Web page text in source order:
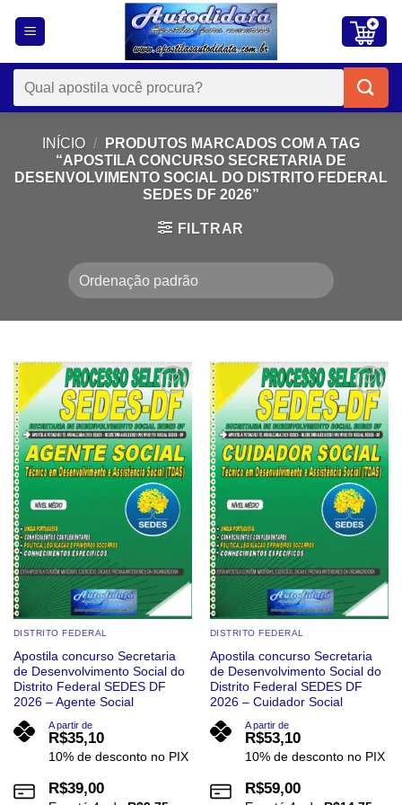
Pesquisar
por:
INÍCIO /
PRODUTOS MARCADOS COM A TAG
“APOSTILA CONCURSO SECRETARIA DE
DESENVOLVIMENTO SOCIAL DO DISTRITO FEDERAL
SEDES DF 2026”
FILTRAR
Add to
wishlist
DISTRITO FEDERAL
Apostila concurso Secretaria
de Desenvolvimento Social do
Distrito Federal SEDES DF
2026 – Agente Social
A partir de
R$35,10
10% de desconto no PIX
R$39,00
Add to
wishlist
DISTRITO FEDERAL
Apostila concurso Secretaria
de Desenvolvimento Social do
Distrito Federal SEDES DF
2026 – Cuidador Social
A partir de
R$53,10
10% de desconto no PIX
R$59,00